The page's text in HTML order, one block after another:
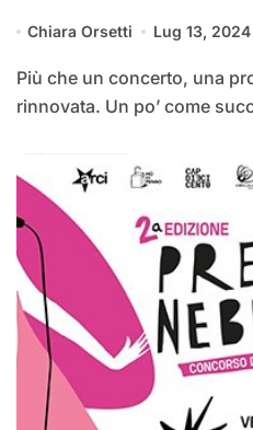
Chiara Orsetti Lug 13, 2024
Più che un concerto, una promessa d’amore eterno
rinnovata. Un po’ come